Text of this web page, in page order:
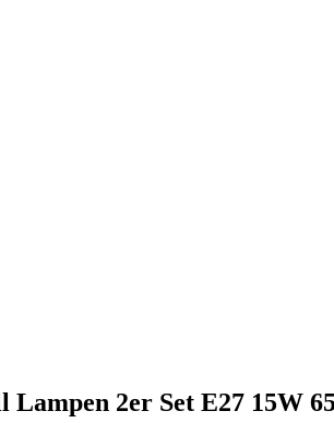
2er Set E27 15W